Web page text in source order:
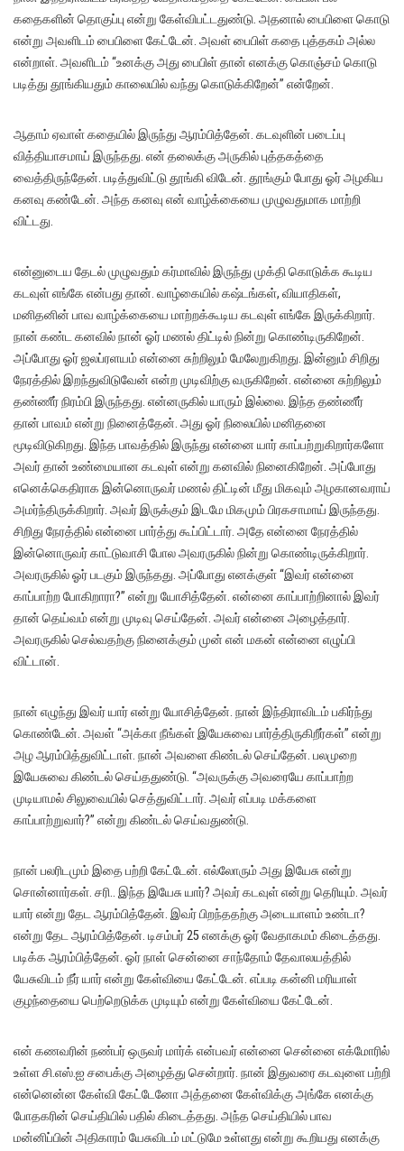
கதைகளின் தொகுப்பு என்று கேள்விபட்டதுண்டு. அதனால் பைபிளை கொடு
என்று அவளிடம் பைபிளை கேட்டேன். அவள் பைபிள் கதை புத்தகம் அல்ல
என்றாள். அவளிடம் “உனக்கு அது பைபிள் தான் எனக்கு கொஞ்சம் கொடு
படித்து தூங்கியதும் காலையில் வந்து கொடுக்கிறேன்” என்றேன்.
ஆதாம் ஏவாள் கதையில் இருந்து ஆரம்பித்தேன். கடவுளின் படைப்பு
வித்தியாசமாய் இருந்தது. என் தலைக்கு அருகில் புத்தகத்தை
வைத்திருந்தேன். படித்துவிட்டு தூங்கி விடேன். தூங்கும் போது ஓர் அழகிய
கனவு கண்டேன். அந்த கனவு என் வாழ்க்கையை முழுவதுமாக மாற்றி
விட்டது.
என்னுடைய தேடல் முழுவதும் கர்மாவில் இருந்து முக்தி கொடுக்க கூடிய
கடவுள் எங்கே என்பது தான். வாழ்கையில் கஷ்டங்கள், வியாதிகள்,
மனிதனின் பாவ வாழ்க்கையை மாற்றக்கூடிய கடவுள் எங்கே இருக்கிறார்.
நான் கண்ட கனவில் நான் ஓர் மணல் திட்டில் நின்று கொண்டிருகிறேன்.
அப்போது ஓர் ஜலப்ரளயம் என்னை சுற்றிலும் மேலேறுகிறது. இன்னும் சிறிது
நேரத்தில் இறந்துவிடுவேன் என்ற முடிவிற்கு வருகிறேன். என்னை சுற்றிலும்
தண்ணீர் நிரம்பி இருந்தது. என்னருகில் யாரும் இல்லை. இந்த தண்ணீர்
தான் பாவம் என்று நினைத்தேன். அது ஓர் நிலையில் மனிதனை
மூடிவிடுகிறது. இந்த பாவத்தில் இருந்து என்னை யார் காப்பற்றுகிறார்களோ
அவர் தான் உண்மையான கடவுள் என்று கனவில் நினைகிறேன். அப்போது
எனெக்கெதிராக இன்னொருவர் மணல் திட்டின் மீது மிகவும் அழகானவராய்
அமர்ந்திருக்கிறார். அவர் இருக்கும் இடமே மிகமும் பிரகசாமாய் இருந்தது.
சிறிது நேரத்தில் என்னை பார்த்து கூப்பிட்டார். அதே என்னை நேரத்தில்
இன்னொருவர் காட்டுவாசி போல அவரருகில் நின்று கொண்டிருக்கிறார்.
அவரருகில் ஓர் படகும் இருந்தது. அப்போது எனக்குள் “இவர் என்னை
காப்பாற்ற போகிறாரா?” என்று யோசித்தேன். என்னை காப்பாற்றினால் இவர்
தான் தெய்வம் என்று முடிவு செய்தேன். அவர் என்னை அழைத்தார்.
அவரருகில் செல்வதற்கு நினைக்கும் முன் என் மகன் என்னை எழுப்பி
விட்டான்.
நான் எழுந்து இவர் யார் என்று யோசித்தேன். நான் இந்திராவிடம் பகிர்ந்து
கொண்டேன். அவள் “அக்கா நீங்கள் இயேசுவை பார்த்திருகிறீர்கள்” என்று
அழ ஆரம்பித்துவிட்டாள். நான் அவளை கிண்டல் செய்தேன். பலமுறை
இயேசுவை கிண்டல் செய்ததுண்டு. “அவருக்கு அவரையே காப்பாற்ற
முடியாமல் சிலுவையில் செத்துவிட்டார். அவர் எப்படி மக்களை
காப்பாற்றுவார்?” என்று கிண்டல் செய்வதுண்டு.
நான் பலரிடமும் இதை பற்றி கேட்டேன். எல்லோரும் அது இயேசு என்று
சொன்னார்கள். சரி.. இந்த இயேசு யார்? அவர் கடவுள் என்று தெரியும். அவர்
யார் என்று தேட ஆரம்பித்தேன். இவர் பிறந்ததற்கு அடையாளம் உண்டா?
என்று தேட ஆரம்பித்தேன். டிசம்பர் 25 எனக்கு ஓர் வேதாகமம் கிடைத்தது.
படிக்க ஆரம்பித்தேன். ஓர் நாள் சென்னை சாந்தோம் தேவாலயத்தில்
யேசுவிடம் நீர் யார் என்று கேள்வியை கேட்டேன். எப்படி கன்னி மரியாள்
குழந்தையை பெற்றெடுக்க முடியும் என்று கேள்வியை கேட்டேன்.
என் கணவரின் நண்பர் ஒருவர் மார்க் என்பவர் என்னை சென்னை எக்மோரில்
உள்ள சி.எஸ்.ஐ சபைக்கு அழைத்து சென்றார். நான் இதுவரை கடவுளை பற்றி
என்னென்ன கேள்வி கேட்டேனோ அத்தனை கேள்விக்கு அங்கே எனக்கு
போதகரின் செய்தியில் பதில் கிடைத்தது. அந்த செய்தியில் பாவ
மன்னிப்பின் அதிகாரம் யேசுவிடம் மட்டுமே உள்ளது என்று கூறியது எனக்கு